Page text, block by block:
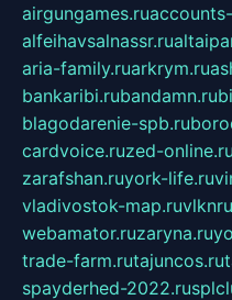
airgungames.ru
alfeihavsalnassr.ru
aria-family.ruarkrym.ru
bankaribi.rubandamn.ru
blagodarenie-spb.ru
cardvoice.ruzed-online.ru
zarafshan.ruyork-life.ru
vladivostok-map.ru
webamator.ruzaryna.ru
trade-farm.rutajuncos.ru
spayderhed-2022.ru